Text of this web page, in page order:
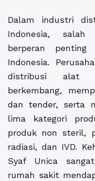
Dalam industri
Indonesia,
berperan
Indonesia.
distribusi alat
berkembang,
dan tender, serta
lima kategori
produk non steril,
radiasi, dan IVD.
Syaf Unica
rumah sakit